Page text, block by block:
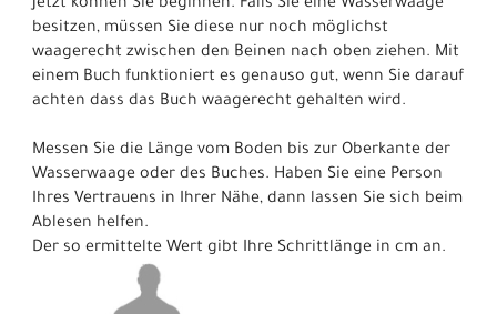
Jetzt können Sie beginnen. Falls Sie eine Wasserwaage
besitzen, müssen Sie diese nur noch möglichst
waagerecht zwischen den Beinen nach oben ziehen. Mit
einem Buch funktioniert es genauso gut, wenn Sie darauf
achten dass das Buch waagerecht gehalten wird.
Messen Sie die Länge vom Boden bis zur Oberkante der
Wasserwaage oder des Buches. Haben Sie eine Person
Ihres Vertrauens in Ihrer Nähe, dann lassen Sie sich beim
Ablesen helfen.
Der so ermittelte Wert gibt Ihre Schrittlänge in cm an.